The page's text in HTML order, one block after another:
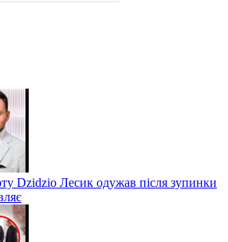
Dzidzio Лесик одужав після зупинки